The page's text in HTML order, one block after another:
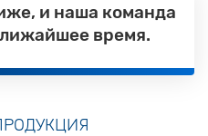
и наша команда
время.